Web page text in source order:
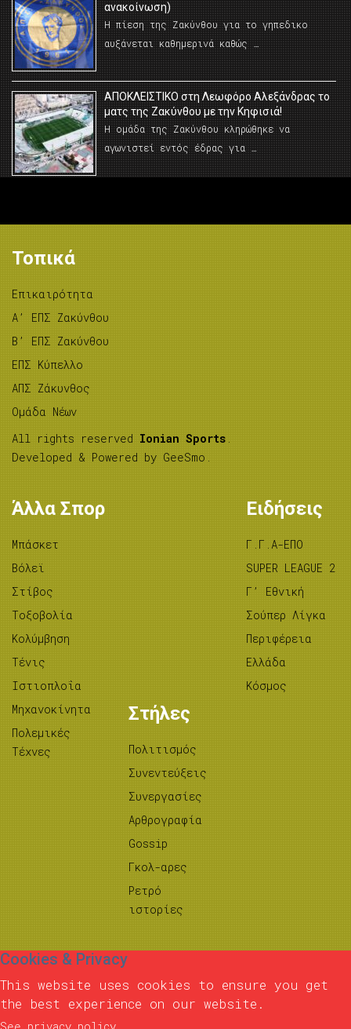
ανακοίνωση)
Η πίεση της Ζακύνθου για το γηπεδικο
αυξάνεται καθημερινά καθώς …
AΠΟΚΛΕΙΣΤΙΚΟ στη Λεωφόρο Αλεξάνδρας το
ματς της Ζακύνθου με την Κηφισιά!
Η ομάδα της Ζακύνθου κληρώθηκε να
αγωνιστεί εντός έδρας για …
Τοπικά
Επικαιρότητα
A’ ΕΠΣ Ζακύνθου
B’ ΕΠΣ Ζακύνθου
ΕΠΣ Κύπελλο
ΑΠΣ Ζάκυνθος
Ομάδα Νέων
All rights reserved Ionian Sports .
Developed & Powered by GeeSmo .
Άλλα Σπορ
Μπάσκετ
Βόλεϊ
Στίβος
Tοξοβολία
Κολύμβηση
Τένις
Ιστιοπλοΐα
Μηχανοκίνητα
Πολεμικές
Τέχνες
Ειδήσεις
Γ.Γ.Α-ΕΠΟ
SUPER LEAGUE 2
Γ’ Εθνική
Σούπερ Λίγκα
Περιφέρεια
Ελλάδα
Κόσμος
Στήλες
Πολιτισμός
Συνεντεύξεις
Συνεργασίες
Αρθρογραφία
Gossip
Γκολ-αρες
Ρετρό
ιστορίες
Cookies & Privacy
This website uses cookies to ensure you get
the best experience on our website.